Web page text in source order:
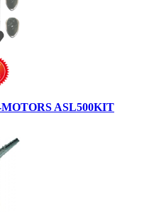
MOTORS ASL500KIT